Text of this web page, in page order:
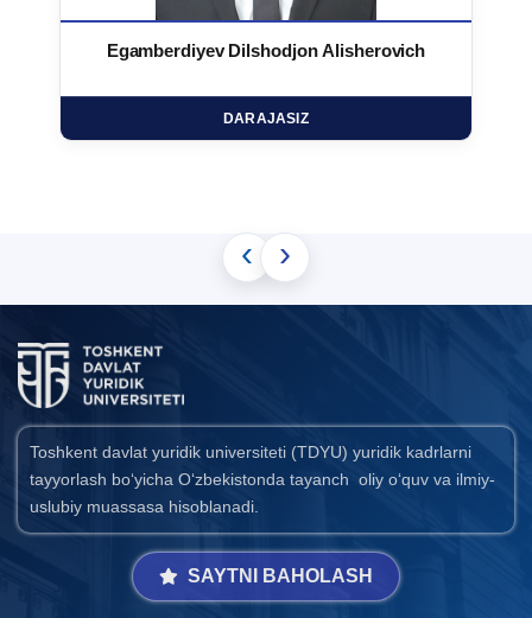
Egamberdiyev Dilshodjon Alisherovich
DARAJASIZ
‹ ›
Toshkent davlat yuridik universiteti (TDYU) yuridik kadrlarni
tayyorlash bo‘yicha O‘zbekistonda tayanch oliy o‘quv va ilmiy-
uslubiy muassasa hisoblanadi.
SAYTNI BAHOLASH